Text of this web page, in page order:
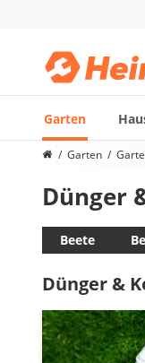
Garten
Die
Akku-
Motorhacke
Solar-
Teleskopleiter
Ameisengift
Pavillon
Garten
Dünger
Beete
Dünger &